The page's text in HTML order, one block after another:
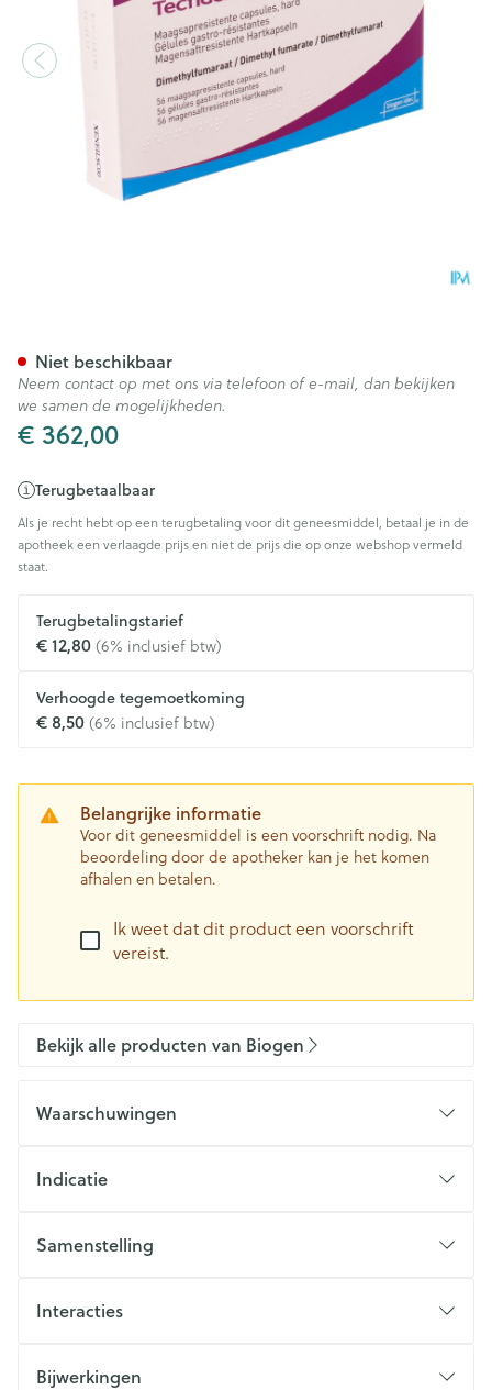
€ 362,00
Terugbetaalbaar
Als je recht hebt op een terugbetaling voor dit geneesmiddel, betaal je in de
apotheek een verlaagde prijs en niet de prijs die op onze webshop vermeld
staat.
Terugbetalingstarief
€ 12,80(6% inclusief btw)
Verhoogde tegemoetkoming
€ 8,50(6% inclusief btw)
Belangrijke informatie
Voor dit geneesmiddel is een voorschrift nodig. Na
beoordeling door de apotheker kan je het komen
afhalen en betalen.
Ik weet dat dit product een voorschrift
vereist.
Niet beschikbaar
Neem contact op met ons via telefoon of e-mail, dan bekijken
we samen de mogelijkheden.
Bekijk alle producten van Biogen
Waarschuwingen
Indicatie
Samenstelling
Interacties
Bijwerkingen